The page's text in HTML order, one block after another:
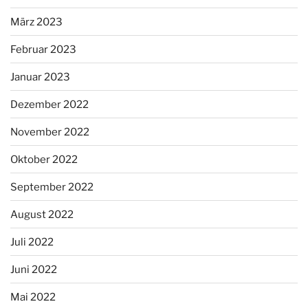
März 2023
Februar 2023
Januar 2023
Dezember 2022
November 2022
Oktober 2022
September 2022
August 2022
Juli 2022
Juni 2022
Mai 2022